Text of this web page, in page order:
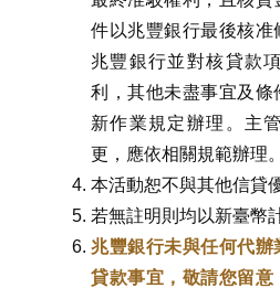
件以兆豐銀行最後核准
兆豐銀行並對核貸款
利，其他未盡事宜及
新作業規定辦理。主
更，應依相關規範辦理。
本活動恕不與其他信貸
若無註明則均以新臺幣
兆豐銀行未與任何代辦
貸款事宜，敬請您留意